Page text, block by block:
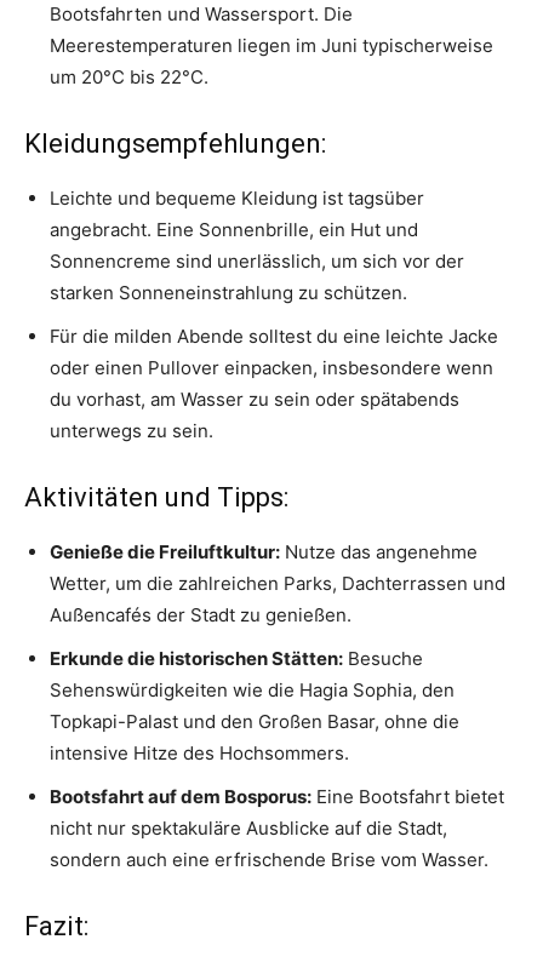
Bootsfahrten und Wassersport. Die
Meerestemperaturen liegen im Juni typischerweise
um 20°C bis 22°C.
Kleidungsempfehlungen:
Leichte und bequeme Kleidung ist tagsüber
angebracht. Eine Sonnenbrille, ein Hut und
Sonnencreme sind unerlässlich, um sich vor der
starken Sonneneinstrahlung zu schützen.
Für die milden Abende solltest du eine leichte Jacke
oder einen Pullover einpacken, insbesondere wenn
du vorhast, am Wasser zu sein oder spätabends
unterwegs zu sein.
Aktivitäten und Tipps:
Genieße die Freiluftkultur: Nutze das angenehme
Wetter, um die zahlreichen Parks, Dachterrassen und
Außencafés der Stadt zu genießen.
Erkunde die historischen Stätten: Besuche
Sehenswürdigkeiten wie die Hagia Sophia, den
Topkapi-Palast und den Großen Basar, ohne die
intensive Hitze des Hochsommers.
Bootsfahrt auf dem Bosporus: Eine Bootsfahrt bietet
nicht nur spektakuläre Ausblicke auf die Stadt,
sondern auch eine erfrischende Brise vom Wasser.
Fazit: